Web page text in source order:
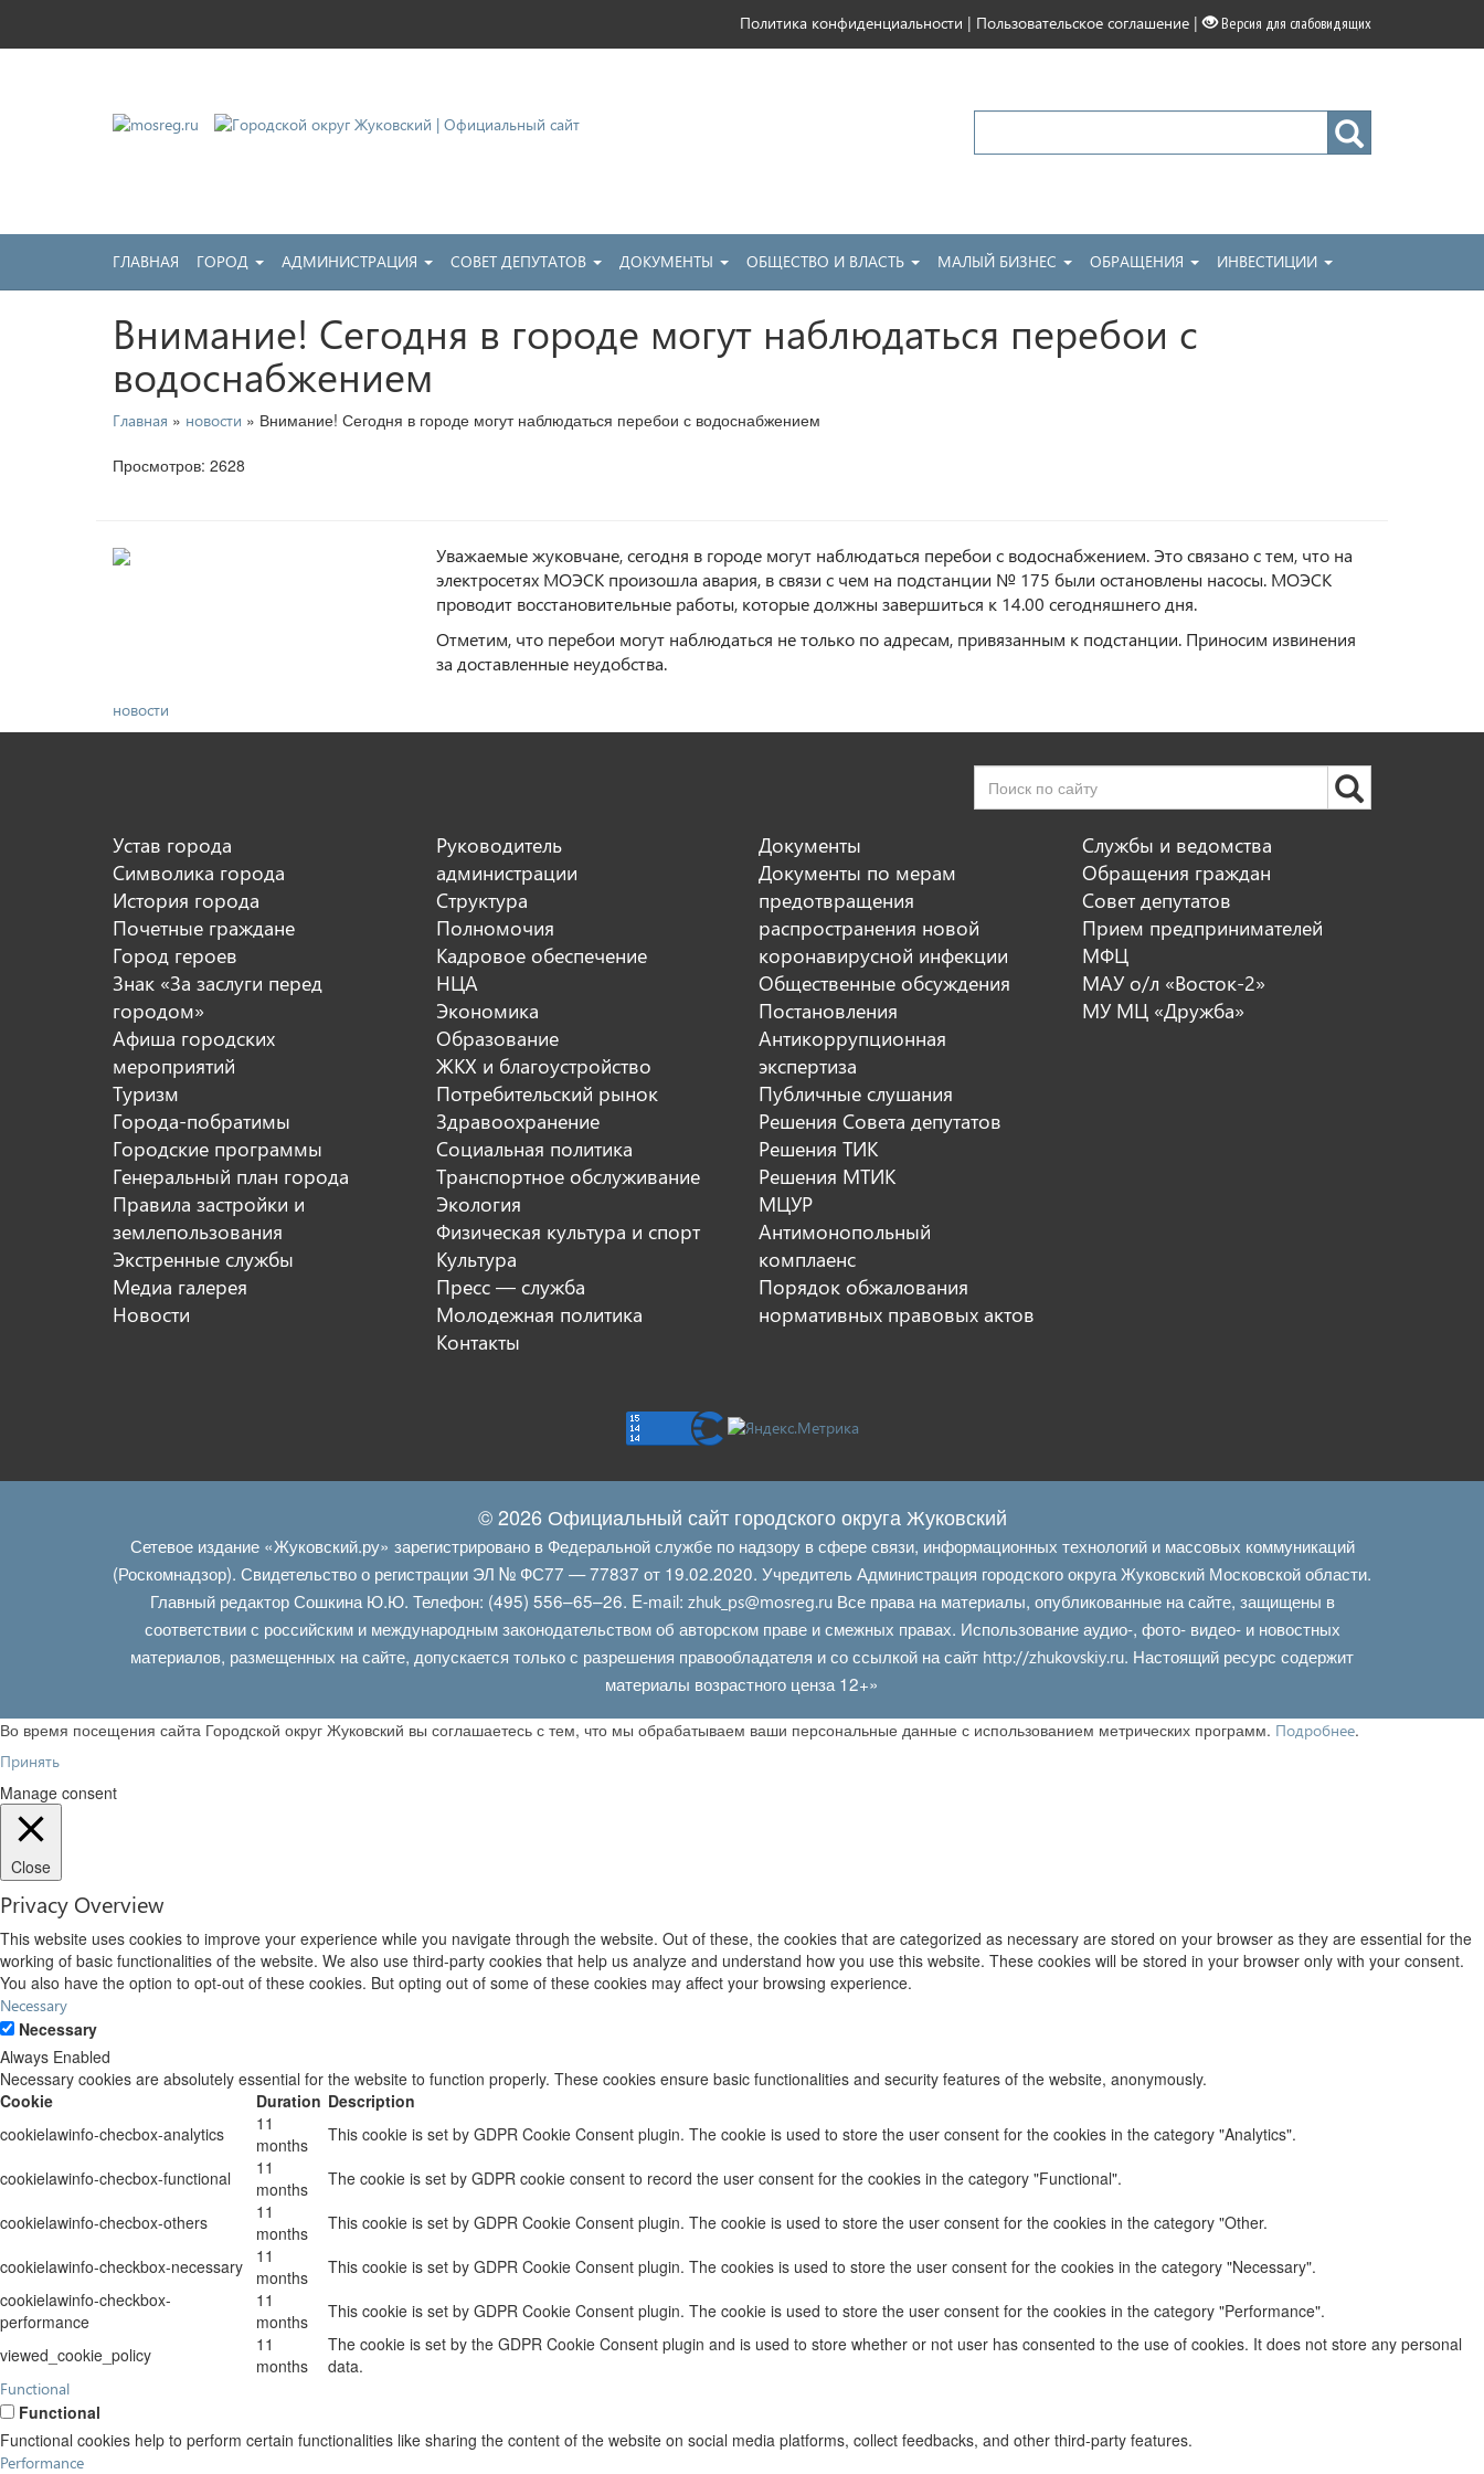
Политика конфиденциальности | Пользовательское соглашение | Версия для слабовидящих
ГЛАВНАЯ ГОРОД АДМИНИСТРАЦИЯ СОВЕТ ДЕПУТАТОВ ДОКУМЕНТЫ ОБЩЕСТВО И ВЛАСТЬ МАЛЫЙ БИЗНЕС ОБРАЩЕНИЯ ИНВЕСТИЦИИ
Внимание! Сегодня в городе могут наблюдаться перебои с
водоснабжением
Главная » новости » Внимание! Сегодня в городе могут наблюдаться перебои с водоснабжением
Просмотров: 2628
Уважаемые жуковчане, сегодня в городе могут наблюдаться перебои с водоснабжением. Это связано с тем, что на
электросетях МОЭСК произошла авария, в связи с чем на подстанции № 175 были остановлены насосы. МОЭСК
проводит восстановительные работы, которые должны завершиться к 14.00 сегодняшнего дня.
Отметим, что перебои могут наблюдаться не только по адресам, привязанным к подстанции. Приносим извинения
за доставленные неудобства.
новости
Устав города
Символика города
История города
Почетные граждане
Город героев
Знак «За заслуги перед
городом»
Афиша городских
мероприятий
Туризм
Города-побратимы
Городские программы
Генеральный план города
Правила застройки и
землепользования
Экстренные службы
Медиа галерея
Новости
Руководитель
администрации
Структура
Полномочия
Кадровое обеспечение
НЦА
Экономика
Образование
ЖКХ и благоустройство
Потребительский рынок
Здравоохранение
Социальная политика
Транспортное обслуживание
Экология
Физическая культура и спорт
Культура
Пресс — служба
Молодежная политика
Контакты
Документы
Документы по мерам
предотвращения
распространения новой
коронавирусной инфекции
Общественные обсуждения
Постановления
Антикоррупционная
экспертиза
Публичные слушания
Решения Совета депутатов
Решения ТИК
Решения МТИК
МЦУР
Антимонопольный
комплаенс
Порядок обжалования
нормативных правовых актов
Службы и ведомства
Обращения граждан
Совет депутатов
Прием предпринимателей
МФЦ
МАУ о/л «Восток-2»
МУ МЦ «Дружба»
© 2026 Официальный сайт городского округа Жуковский
Сетевое издание «Жуковский.ру» зарегистрировано в Федеральной службе по надзору в сфере связи, информационных технологий и массовых коммуникаций
(Роскомнадзор). Свидетельство о регистрации ЭЛ № ФС77 — 77837 от 19.02.2020. Учредитель Администрация городского округа Жуковский Московской области.
Главный редактор Сошкина Ю.Ю. Телефон: (495) 556–65–26. E‑mail: zhuk_ps@mosreg.ruВсе права на материалы, опубликованные на сайте, защищены в
соответствии с российским и международным законодательством об авторском праве и смежных правах. Использование аудио-, фото- видео- и новостных
материалов, размещенных на сайте, допускается только с разрешения правообладателя и со ссылкой на сайт http://zhukovskiy.ru. Настоящий ресурс содержит
материалы возрастного ценза 12+»
Во время посещения сайта Городской округ Жуковский вы соглашаетесь с тем, что мы обрабатываем ваши персональные данные с использованием метрических программ. Подробнее.
Принять
Manage consent
Close
Privacy Overview
This website uses cookies to improve your experience while you navigate through the website. Out of these, the cookies that are categorized as necessary are stored on your browser as they are essential for the
working of basic functionalities of the website. We also use third-party cookies that help us analyze and understand how you use this website. These cookies will be stored in your browser only with your consent.
You also have the option to opt-out of these cookies. But opting out of some of these cookies may affect your browsing experience.
Necessary
Necessary
Always Enabled
Necessary cookies are absolutely essential for the website to function properly. These cookies ensure basic functionalities and security features of the website, anonymously.
Cookie
Duration Description
cookielawinfo-checbox-analytics
11
months
This cookie is set by GDPR Cookie Consent plugin. The cookie is used to store the user consent for the cookies in the category "Analytics".
cookielawinfo-checbox-functional
11
months
The cookie is set by GDPR cookie consent to record the user consent for the cookies in the category "Functional".
cookielawinfo-checbox-others
11
months
This cookie is set by GDPR Cookie Consent plugin. The cookie is used to store the user consent for the cookies in the category "Other.
cookielawinfo-checkbox-necessary
11
months
This cookie is set by GDPR Cookie Consent plugin. The cookies is used to store the user consent for the cookies in the category "Necessary".
cookielawinfo-checkbox-
performance
11
months
This cookie is set by GDPR Cookie Consent plugin. The cookie is used to store the user consent for the cookies in the category "Performance".
viewed_cookie_policy
11
months
The cookie is set by the GDPR Cookie Consent plugin and is used to store whether or not user has consented to the use of cookies. It does not store any personal
data.
Functional
Functional
Functional cookies help to perform certain functionalities like sharing the content of the website on social media platforms, collect feedbacks, and other third-party features.
Performance